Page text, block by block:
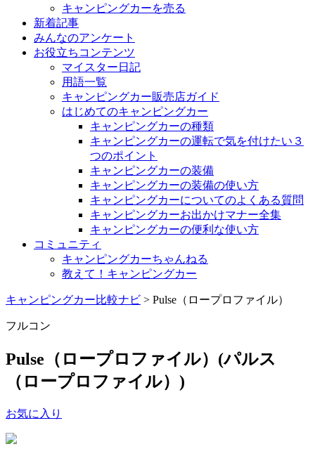
キャンピングカーを売る
新着記事
みんなのアンケート
お役立ちコンテンツ
マイスター日記
用語一覧
キャンピングカー販売店ガイド
はじめてのキャンピングカー
キャンピングカーの種類
キャンピングカーの運転で気を付けたい３
つのポイント
キャンピングカーの装備
キャンピングカーの装備の使い方
キャンピングカーについてのよくある質問
キャンピングカーお出かけマナー全集
キャンピングカーの便利な使い方
コミュニティ
キャンピングカーちゃんねる
教えて！キャンピングカー
キャンピングカー比較ナビ > Pulse（ロープロファイル）
フルコン
Pulse（ロープロファイル） (パルス
（ロープロファイル）)
お気に入り